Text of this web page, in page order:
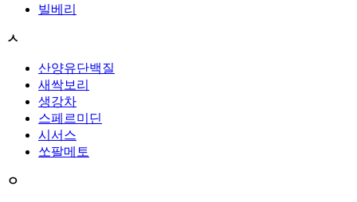
빌베리
ㅅ
산양유단백질
새싹보리
생강차
스페르미딘
시서스
쏘팔메토
ㅇ